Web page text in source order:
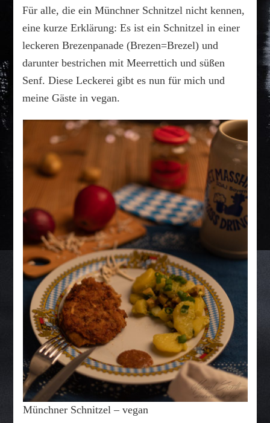
Für alle, die ein Münchner Schnitzel nicht kennen,
eine kurze Erklärung: Es ist ein Schnitzel in einer
leckeren Brezenpanade (Brezen=Brezel) und
darunter bestrichen mit Meerrettich und süßen
Senf. Diese Leckerei gibt es nun für mich und
meine Gäste in vegan.
Münchner Schnitzel – vegan